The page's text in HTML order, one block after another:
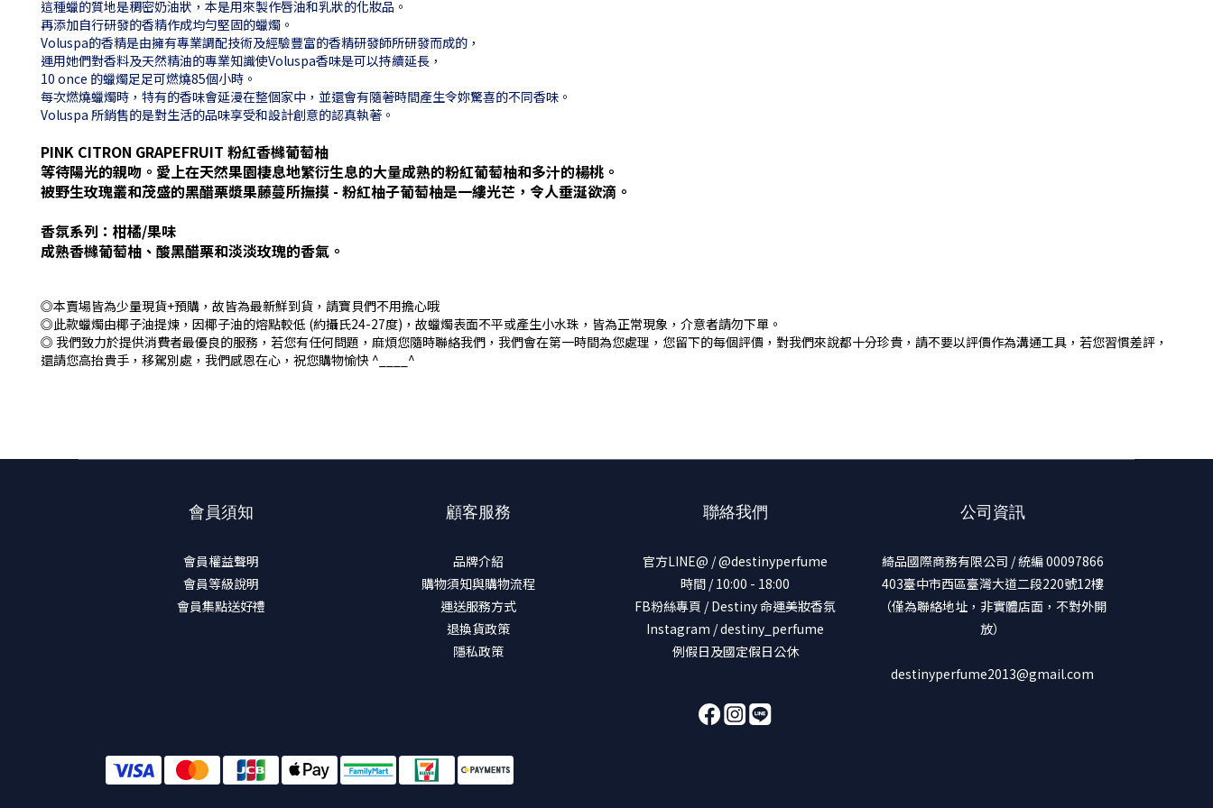
這種蠟的質地是稠密奶油狀，本是用來製作唇油和乳狀的化妝品。
再添加自行研發的香精作成均勻堅固的蠟燭。
Voluspa的香精是由擁有專業調配技術及經驗豐富的香精研發師所研發而成的，
運用她們對香料及天然精油的專業知識使Voluspa香味是可以持續延長，
10 once 的蠟燭足足可燃燒85個小時。
每次燃燒蠟燭時，特有的香味會延漫在整個家中，並還會有隨著時間產生令妳驚喜的不同香味。
Voluspa 所銷售的是對生活的品味享受和設計創意的認真執著。
PINK CITRON GRAPEFRUIT 粉紅香櫞葡萄柚
等待陽光的親吻。愛上在天然果園棲息地繁衍生息的大量成熟的粉紅葡萄柚和多汁的楊桃。
被野生玫瑰叢和茂盛的黑醋栗漿果藤蔓所撫摸 - 粉紅柚子葡萄柚是一縷光芒，令人垂涎欲滴。
香氛系列：柑橘/果味
成熟香櫞葡萄柚、酸黑醋栗和淡淡玫瑰的香氣。
◎本賣場皆為少量現貨+預購，故皆為最新鮮到貨，請寶貝們不用擔心哦
◎此款蠟燭由椰子油提煉，因椰子油的熔點較低 (約攝氏24-27度)，故蠟燭表面不平或產生小水珠，皆為正常現象，介意者請勿下單。
◎ 我們致力於提供消費者最優良的服務，若您有任何問題，麻煩您隨時聯絡我們，我們會在第一時間為您處理，您留下的每個評價，對我們來說都十分珍貴，請不要以評價作為溝通工具，若您習慣差評，
還請您高抬貴手，移駕別處，我們感恩在心，祝您購物愉快 ^____^
會員須知
會員權益聲明
會員等級說明
會員集點送好禮
顧客服務
品牌介紹
購物須知與購物流程
運送服務方式
退換貨政策
隱私政策
聯絡我們
官方LINE@ / @destinyperfume
時間 / 10:00 - 18:00
FB粉絲專頁 / Destiny 命運美妝香氛
Instagram / destiny_perfume
例假日及國定假日公休
公司資訊
綺品國際商務有限公司 / 統編 00097866
403臺中市西區臺灣大道二段220號12樓
（僅為聯絡地址，非實體店面，不對外開
放）
destinyperfume2013@gmail.com